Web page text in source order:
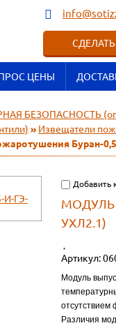
ЦЕНЫ
БЕЗОПАСНОСТЬ
» Извещатели
Буран-
Добавить
МОДУЛЬ
УХЛ2.1)
Артикул:
Модуль
отсутствием
Различия